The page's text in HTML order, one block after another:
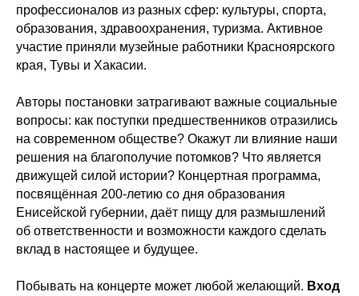
профессионалов из разных сфер: культуры, спорта,
образования, здравоохранения, туризма. Активное
участие приняли музейные работники Красноярского
края, Тувы и Хакасии.
Авторы постановки затрагивают важные социальные
вопросы: как поступки предшественников отразились
на современном обществе? Окажут ли влияние наши
решения на благополучие потомков? Что является
движущей силой истории? Концертная программа,
посвящённая 200-летию со дня образования
Енисейской губернии, даёт пищу для размышлений
об ответственности и возможности каждого сделать
вклад в настоящее и будущее.
Побывать на концерте может любой желающий. Вход